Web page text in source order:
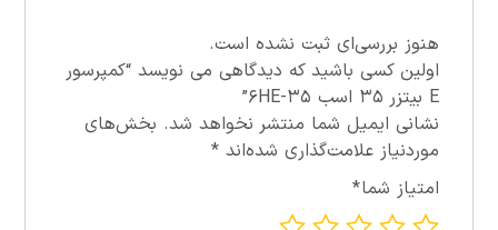
هنوز بررسی‌ای ثبت نشده است.
اولین کسی باشید که دیدگاهی می نویسد “کمپرسور
E بيتزر ۳۵ اسب ۳۵-۶HE”
نشانی ایمیل شما منتشر نخواهد شد. بخش‌های
موردنیاز علامت‌گذاری شده‌اند*
امتیاز شما*